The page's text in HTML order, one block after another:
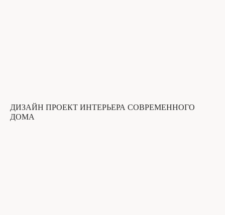
ДИЗАЙН ПРОЕКТ ИНТЕРЬЕРА СОВРЕМЕННОГО
ДОМА